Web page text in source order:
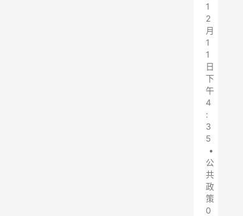
1
2
月
1
1
日
下
午
4
:
3
5
•
公
共
政
策
0